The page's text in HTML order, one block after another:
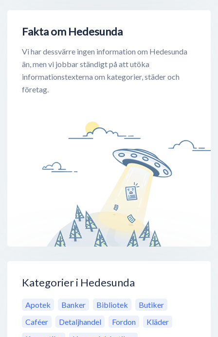
Fakta om Hedesunda
Vi har dessvärre ingen information om Hedesunda
än, men vi jobbar ständigt på att utöka
informationstexterna om kategorier, städer och
företag.
Kategorier i Hedesunda
Apotek Banker Bibliotek
Butiker
Caféer
Detaljhandel Fordon
Kläder